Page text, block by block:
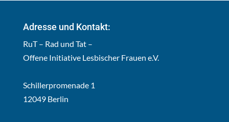
Adresse und Kontakt:
RuT – Rad und Tat –
Offene Initiative Lesbischer Frauen e.V.
Schillerpromenade 1
12049 Berlin